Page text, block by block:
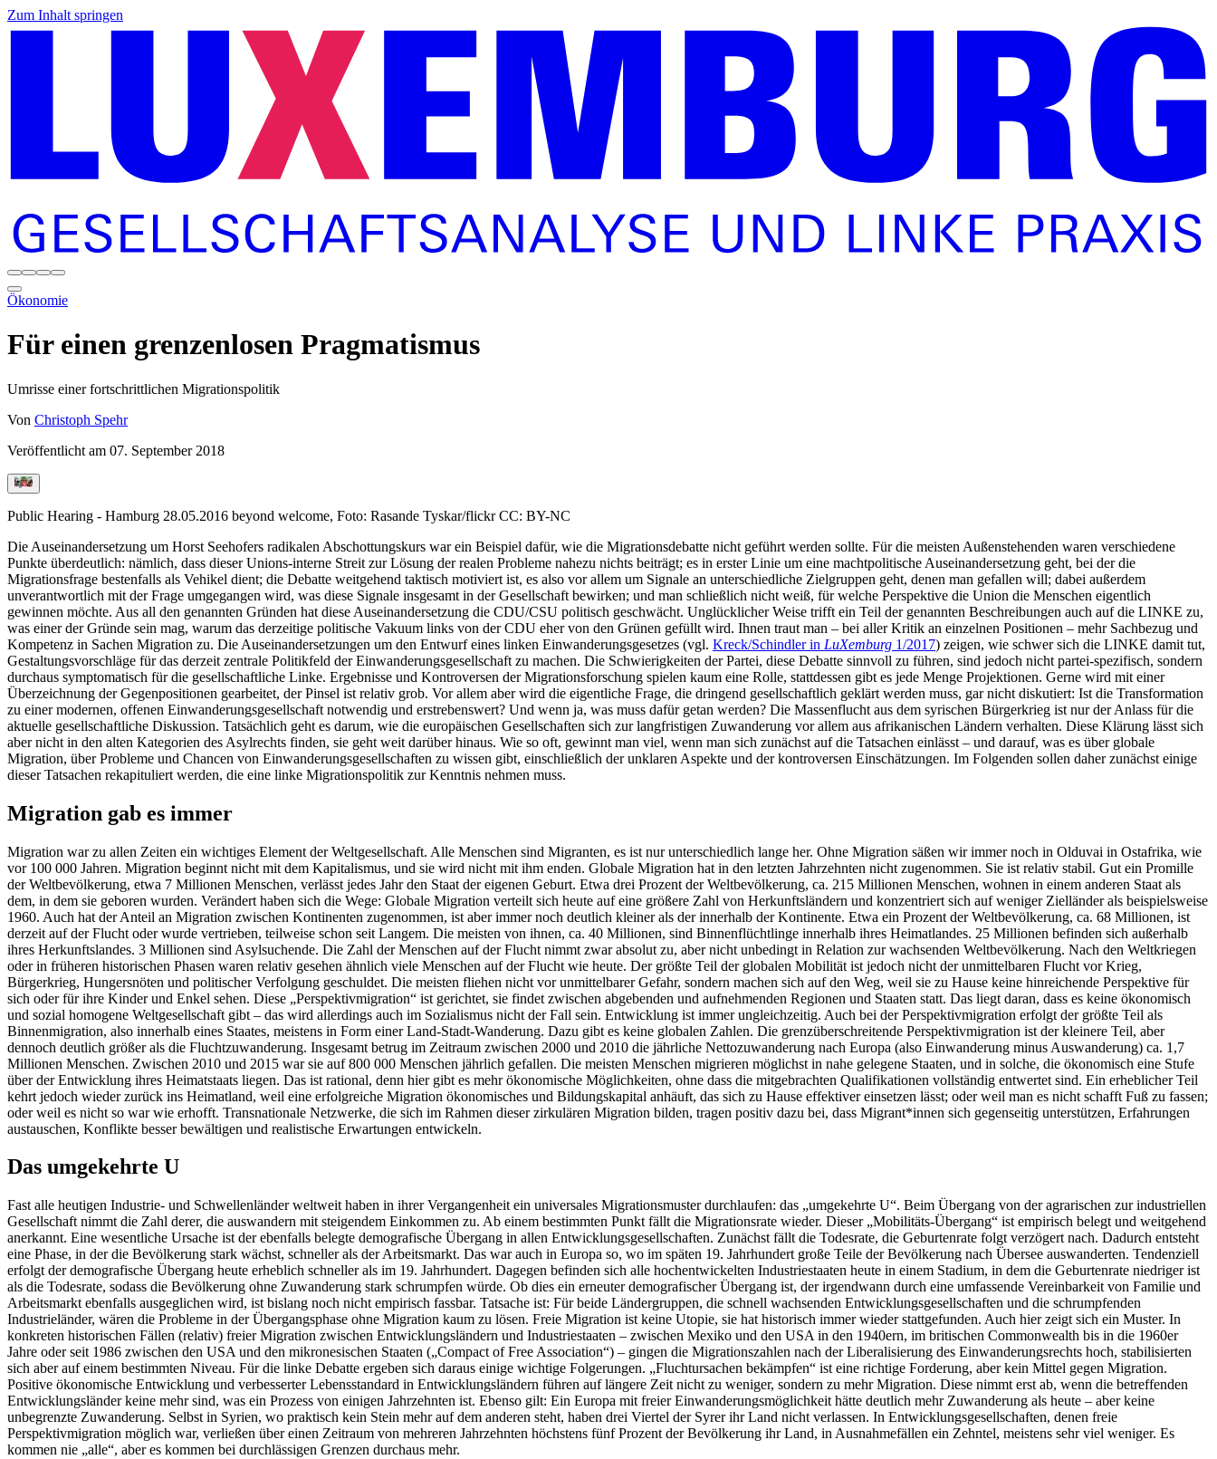
Zum Inhalt springen
Ökonomie
Für einen grenzenlosen Pragmatismus
Umrisse einer fortschrittlichen Migrationspolitik
Von Christoph Spehr
Veröffentlicht am 07. September 2018
Public Hearing - Hamburg 28.05.2016 beyond welcome, Foto: Rasande Tyskar/flickr CC: BY-NC
Die Auseinandersetzung um Horst Seehofers radikalen Abschottungskurs war ein Beispiel dafür, wie die Migrationsdebatte nicht geführt werden sollte. Für die meisten Außenstehenden waren verschiedene
Punkte überdeutlich: nämlich, dass dieser Unions-interne Streit zur Lösung der realen Probleme nahezu nichts beiträgt; es in erster Linie um eine machtpolitische Auseinandersetzung geht, bei der die
Migrationsfrage bestenfalls als Vehikel dient; die Debatte weitgehend taktisch motiviert ist, es also vor allem um Signale an unterschiedliche Zielgruppen geht, denen man gefallen will; dabei außerdem
unverantwortlich mit der Frage umgegangen wird, was diese Signale insgesamt in der Gesellschaft bewirken; und man schließlich nicht weiß, für welche Perspektive die Union die Menschen eigentlich
gewinnen möchte. Aus all den genannten Gründen hat diese Auseinandersetzung die CDU/CSU politisch geschwächt. Unglücklicher Weise trifft ein Teil der genannten Beschreibungen auch auf die LINKE zu,
was einer der Gründe sein mag, warum das derzeitige politische Vakuum links von der CDU eher von den Grünen gefüllt wird. Ihnen traut man – bei aller Kritik an einzelnen Positionen – mehr Sachbezug und
Kompetenz in Sachen Migration zu. Die Auseinandersetzungen um den Entwurf eines linken Einwanderungsgesetzes (vgl. Kreck/Schindler in LuXemburg 1/2017) zeigen, wie schwer sich die LINKE damit tut,
Gestaltungsvorschläge für das derzeit zentrale Politikfeld der Einwanderungsgesellschaft zu machen. Die Schwierigkeiten der Partei, diese Debatte sinnvoll zu führen, sind jedoch nicht partei-spezifisch, sondern
durchaus symptomatisch für die gesellschaftliche Linke. Ergebnisse und Kontroversen der Migrationsforschung spielen kaum eine Rolle, stattdessen gibt es jede Menge Projektionen. Gerne wird mit einer
Überzeichnung der Gegenpositionen gearbeitet, der Pinsel ist relativ grob. Vor allem aber wird die eigentliche Frage, die dringend gesellschaftlich geklärt werden muss, gar nicht diskutiert: Ist die Transformation
zu einer modernen, offenen Einwanderungsgesellschaft notwendig und erstrebenswert? Und wenn ja, was muss dafür getan werden? Die Massenflucht aus dem syrischen Bürgerkrieg ist nur der Anlass für die
aktuelle gesellschaftliche Diskussion. Tatsächlich geht es darum, wie die europäischen Gesellschaften sich zur langfristigen Zuwanderung vor allem aus afrikanischen Ländern verhalten. Diese Klärung lässt sich
aber nicht in den alten Kategorien des Asylrechts finden, sie geht weit darüber hinaus. Wie so oft, gewinnt man viel, wenn man sich zunächst auf die Tatsachen einlässt – und darauf, was es über globale
Migration, über Probleme und Chancen von Einwanderungsgesellschaften zu wissen gibt, einschließlich der unklaren Aspekte und der kontroversen Einschätzungen. Im Folgenden sollen daher zunächst einige
dieser Tatsachen rekapituliert werden, die eine linke Migrationspolitik zur Kenntnis nehmen muss.
Migration gab es immer
Migration war zu allen Zeiten ein wichtiges Element der Weltgesellschaft. Alle Menschen sind Migranten, es ist nur unterschiedlich lange her. Ohne Migration säßen wir immer noch in Olduvai in Ostafrika, wie
vor 100 000 Jahren. Migration beginnt nicht mit dem Kapitalismus, und sie wird nicht mit ihm enden. Globale Migration hat in den letzten Jahrzehnten nicht zugenommen. Sie ist relativ stabil. Gut ein Promille
der Weltbevölkerung, etwa 7 Millionen Menschen, verlässt jedes Jahr den Staat der eigenen Geburt. Etwa drei Prozent der Weltbevölkerung, ca. 215 Millionen Menschen, wohnen in einem anderen Staat als
dem, in dem sie geboren wurden. Verändert haben sich die Wege: Globale Migration verteilt sich heute auf eine größere Zahl von Herkunftsländern und konzentriert sich auf weniger Zielländer als beispielsweise
1960. Auch hat der Anteil an Migration zwischen Kontinenten zugenommen, ist aber immer noch deutlich kleiner als der innerhalb der Kontinente. Etwa ein Prozent der Weltbevölkerung, ca. 68 Millionen, ist
derzeit auf der Flucht oder wurde vertrieben, teilweise schon seit Langem. Die meisten von ihnen, ca. 40 Millionen, sind Binnenflüchtlinge innerhalb ihres Heimatlandes. 25 Millionen befinden sich außerhalb
ihres Herkunftslandes. 3 Millionen sind Asylsuchende. Die Zahl der Menschen auf der Flucht nimmt zwar absolut zu, aber nicht unbedingt in Relation zur wachsenden Weltbevölkerung. Nach den Weltkriegen
oder in früheren historischen Phasen waren relativ gesehen ähnlich viele Menschen auf der Flucht wie heute. Der größte Teil der globalen Mobilität ist jedoch nicht der unmittelbaren Flucht vor Krieg,
Bürgerkrieg, Hungersnöten und politischer Verfolgung geschuldet. Die meisten fliehen nicht vor unmittelbarer Gefahr, sondern machen sich auf den Weg, weil sie zu Hause keine hinreichende Perspektive für
sich oder für ihre Kinder und Enkel sehen. Diese „Perspektivmigration“ ist gerichtet, sie findet zwischen abgebenden und aufnehmenden Regionen und Staaten statt. Das liegt daran, dass es keine ökonomisch
und sozial homogene Weltgesellschaft gibt – das wird allerdings auch im Sozialismus nicht der Fall sein. Entwicklung ist immer ungleichzeitig. Auch bei der Perspektivmigration erfolgt der größte Teil als
Binnenmigration, also innerhalb eines Staates, meistens in Form einer Land-Stadt-Wanderung. Dazu gibt es keine globalen Zahlen. Die grenzüberschreitende Perspektivmigration ist der kleinere Teil, aber
dennoch deutlich größer als die Fluchtzuwanderung. Insgesamt betrug im Zeitraum zwischen 2000 und 2010 die jährliche Nettozuwanderung nach Europa (also Einwanderung minus Auswanderung) ca. 1,7
Millionen Menschen. Zwischen 2010 und 2015 war sie auf 800 000 Menschen jährlich gefallen. Die meisten Menschen migrieren möglichst in nahe gelegene Staaten, und in solche, die ökonomisch eine Stufe
über der Entwicklung ihres Heimatstaats liegen. Das ist rational, denn hier gibt es mehr ökonomische Möglichkeiten, ohne dass die mitgebrachten Qualifikationen vollständig entwertet sind. Ein erheblicher Teil
kehrt jedoch wieder zurück ins Heimatland, weil eine erfolgreiche Migration ökonomisches und Bildungskapital anhäuft, das sich zu Hause effektiver einsetzen lässt; oder weil man es nicht schafft Fuß zu fassen;
oder weil es nicht so war wie erhofft. Transnationale Netzwerke, die sich im Rahmen dieser zirkulären Migration bilden, tragen positiv dazu bei, dass Migrant*innen sich gegenseitig unterstützen, Erfahrungen
austauschen, Konflikte besser bewältigen und realistische Erwartungen entwickeln.
Das umgekehrte U
Fast alle heutigen Industrie- und Schwellenländer weltweit haben in ihrer Vergangenheit ein universales Migrationsmuster durchlaufen: das „umgekehrte U“. Beim Übergang von der agrarischen zur industriellen
Gesellschaft nimmt die Zahl derer, die auswandern mit steigendem Einkommen zu. Ab einem bestimmten Punkt fällt die Migrationsrate wieder. Dieser „Mobilitäts-Übergang“ ist empirisch belegt und weitgehend
anerkannt. Eine wesentliche Ursache ist der ebenfalls belegte demografische Übergang in allen Entwicklungsgesellschaften. Zunächst fällt die Todesrate, die Geburtenrate folgt verzögert nach. Dadurch entsteht
eine Phase, in der die Bevölkerung stark wächst, schneller als der Arbeitsmarkt. Das war auch in Europa so, wo im späten 19. Jahrhundert große Teile der Bevölkerung nach Übersee auswanderten. Tendenziell
erfolgt der demografische Übergang heute erheblich schneller als im 19. Jahrhundert. Dagegen befinden sich alle hochentwickelten Industriestaaten heute in einem Stadium, in dem die Geburtenrate niedriger ist
als die Todesrate, sodass die Bevölkerung ohne Zuwanderung stark schrumpfen würde. Ob dies ein erneuter demografischer Übergang ist, der irgendwann durch eine umfassende Vereinbarkeit von Familie und
Arbeitsmarkt ebenfalls ausgeglichen wird, ist bislang noch nicht empirisch fassbar. Tatsache ist: Für beide Ländergruppen, die schnell wachsenden Entwicklungsgesellschaften und die schrumpfenden
Industrieländer, wären die Probleme in der Übergangsphase ohne Migration kaum zu lösen. Freie Migration ist keine Utopie, sie hat historisch immer wieder stattgefunden. Auch hier zeigt sich ein Muster. In
konkreten historischen Fällen (relativ) freier Migration zwischen Entwicklungsländern und Industriestaaten – zwischen Mexiko und den USA in den 1940ern, im britischen Commonwealth bis in die 1960er
Jahre oder seit 1986 zwischen den USA und den mikronesischen Staaten („Compact of Free Association“) – gingen die Migrationszahlen nach der Liberalisierung des Einwanderungsrechts hoch, stabilisierten
sich aber auf einem bestimmten Niveau. Für die linke Debatte ergeben sich daraus einige wichtige Folgerungen. „Fluchtursachen bekämpfen“ ist eine richtige Forderung, aber kein Mittel gegen Migration.
Positive ökonomische Entwicklung und verbesserter Lebensstandard in Entwicklungsländern führen auf längere Zeit nicht zu weniger, sondern zu mehr Migration. Diese nimmt erst ab, wenn die betreffenden
Entwicklungsländer keine mehr sind, was ein Prozess von einigen Jahrzehnten ist. Ebenso gilt: Ein Europa mit freier Einwanderungsmöglichkeit hätte deutlich mehr Zuwanderung als heute – aber keine
unbegrenzte Zuwanderung. Selbst in Syrien, wo praktisch kein Stein mehr auf dem anderen steht, haben drei Viertel der Syrer ihr Land nicht verlassen. In Entwicklungsgesellschaften, denen freie
Perspektivmigration möglich war, verließen über einen Zeitraum von mehreren Jahrzehnten höchstens fünf Prozent der Bevölkerung ihr Land, in Ausnahmefällen ein Zehntel, meistens sehr viel weniger. Es
kommen nie „alle“, aber es kommen bei durchlässigen Grenzen durchaus mehr.